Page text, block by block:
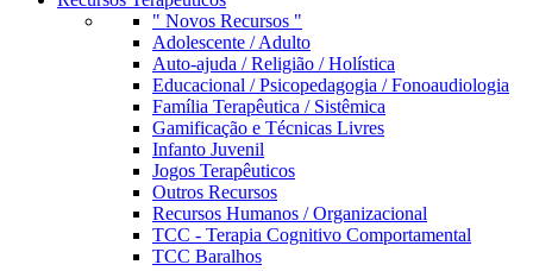
" Novos Recursos "
Adolescente / Adulto
Auto-ajuda / Religião / Holística
Educacional / Psicopedagogia / Fonoaudiologia
Família Terapêutica / Sistêmica
Gamificação e Técnicas Livres
Infanto Juvenil
Jogos Terapêuticos
Outros Recursos
Recursos Humanos / Organizacional
TCC - Terapia Cognitivo Comportamental
TCC Baralhos